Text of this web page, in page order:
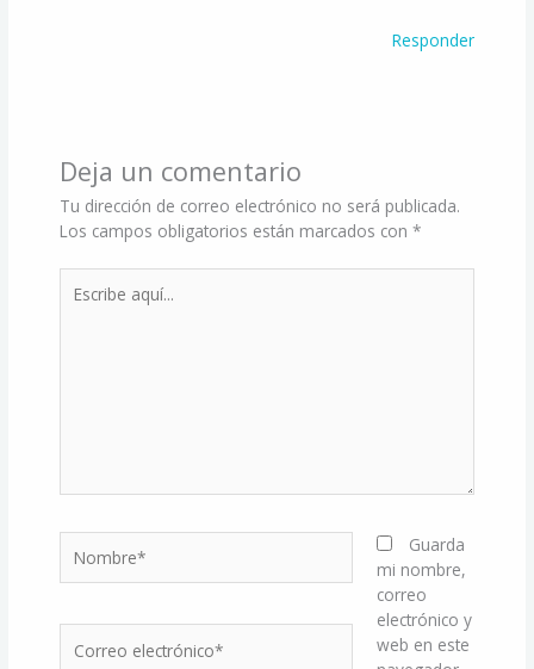
Responder
Deja un comentario
Tu dirección de correo electrónico no será publicada.
Los campos obligatorios están marcados con*
aquí...
electrónico*
Guarda
mi nombre,
correo
electrónico y
web en este